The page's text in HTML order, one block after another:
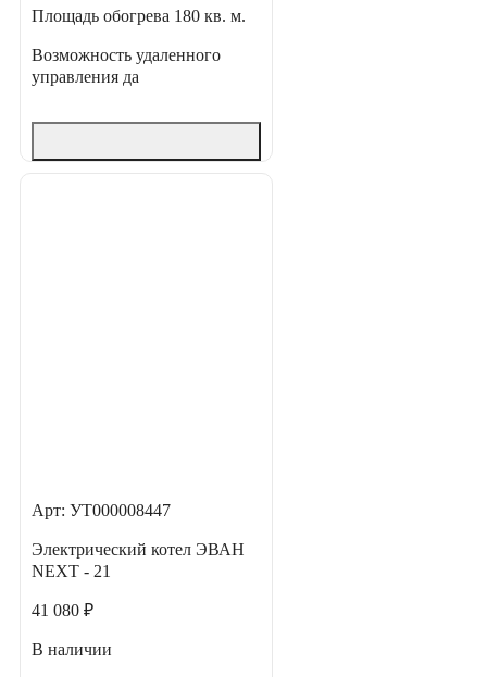
Площадь обогрева 180 кв. м.
Возможность удаленного
управления да
Арт: УТ000008447
Электрический котел ЭВАН
NEXT - 21
41 080 ₽
В наличии